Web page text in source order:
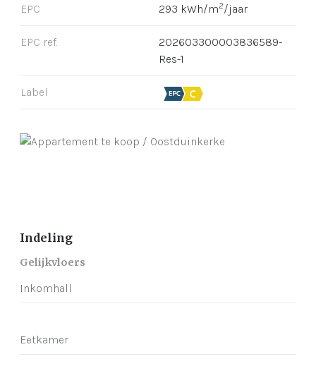
EPC 293 kWh/m2/jaar
EPC ref.
202603300003836589-
Res-1
Label
Indeling
Gelijkvloers
Inkomhall
Eetkamer